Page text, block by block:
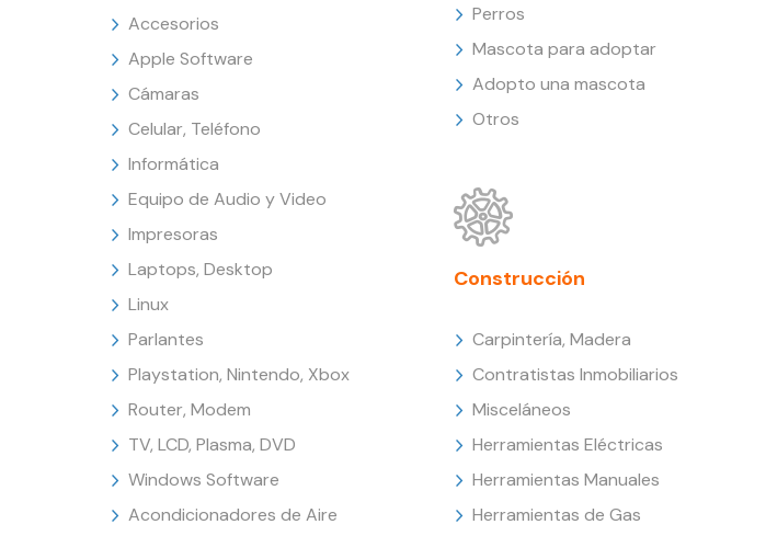
Accesorios
Apple Software
Cámaras
Celular, Teléfono
Informática
Equipo de Audio y Video
Impresoras
Laptops, Desktop
Linux
Parlantes
Playstation, Nintendo, Xbox
Router, Modem
TV, LCD, Plasma, DVD
Windows Software
Acondicionadores de Aire
Perros
Mascota para adoptar
Adopto una mascota
Otros
Construcción
Carpintería, Madera
Contratistas Inmobiliarios
Misceláneos
Herramientas Eléctricas
Herramientas Manuales
Herramientas de Gas